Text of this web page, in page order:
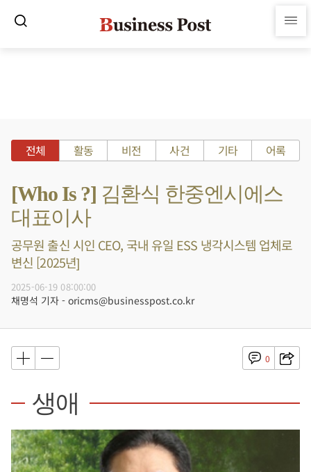
전체 활동 비전 사건 기타 어록
[Who Is ?] 김환식 한중엔시에스
대표이사
공무원 출신 시인 CEO, 국내 유일 ESS 냉각시스템 업체로
변신 [2025년]
2025-06-19 08:00:00
채명석 기자 - oricms@businesspost.co.kr
0
생애